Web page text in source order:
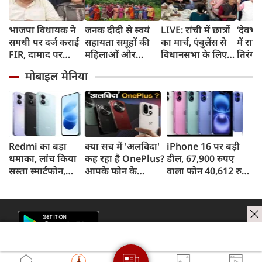
भाजपा विधायक ने
समधी पर दर्ज कराई
FIR, दामाद पर
शादी करने का आरोप
जनक दीदी से स्वयं
सहायता समूहों की
महिलाओं और
सतत आजीविका एवं
पर्यावरण संरक्षण के
गुर
LIVE: रांची में छात्रों
का मार्च, एंबुलेंस से
विधानसभा के लिए
में
तिरंगा
मोबाइल मेनिया
Redmi का बड़ा
धमाका, लांच किया
सस्ता स्मार्टफोन,
क्या सच में 'अलविदा'
कह रहा है OnePlus?
आपके फोन के
iPhone 16 पर बड़ी
डील, 67,900 रुपए
वाला फोन 40,612 रुपए